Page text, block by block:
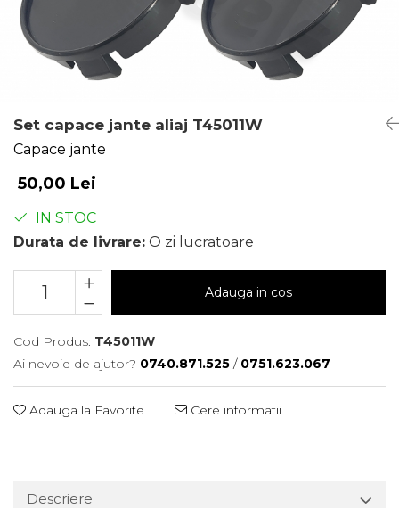
Set capace jante aliaj T45011W
Capace jante
50,00 Lei
IN STOC
Durata de livrare: O zi lucratoare
Adauga in cos
Cod Produs: T45011W
Ai nevoie de ajutor? 0740.871.525 / 0751.623.067
Adauga la Favorite Cere informatii
Descriere